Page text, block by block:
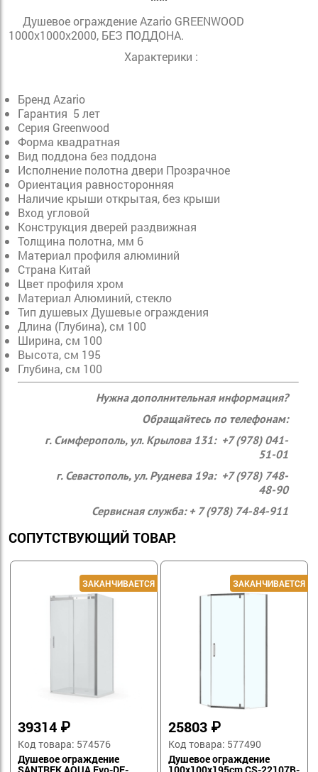
Душевое ограждение Azario GREENWOOD
1000х1000х2000, БЕЗ ПОДДОНА.
Характерики :
Бренд Azario
Гарантия 5 лет
Серия Greenwood
Форма квадратная
Вид поддона без поддона
Исполнение полотна двери Прозрачное
Ориентация равносторонняя
Наличие крыши открытая, без крыши
Вход угловой
Конструкция дверей раздвижная
Толщина полотна, мм 6
Материал профиля алюминий
Страна Китай
Цвет профиля хром
Материал Алюминий, стекло
Тип душевых Душевые ограждения
Длина (Глубина), см 100
Ширина, см 100
Высота, см 195
Глубина, см 100
Нужна дополнительная информация?
Обращайтесь по телефонам:
г. Симферополь, ул. Крылова 131: +7 (978) 041-
51-01
г. Севастополь, ул. Руднева 19а: +7 (978) 748-
48-90
Сервисная служба: + 7 (978) 74-84-911
СОПУТСТВУЮЩИЙ ТОВАР:
39314 ₽
Код товара: 574576
Душевое ограждение
25803 ₽
Код товара: 577490
Душевое ограждение